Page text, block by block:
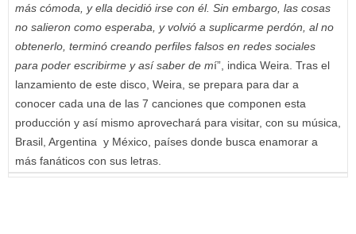
más cómoda, y ella decidió irse con él. Sin embargo, las cosas
no salieron como esperaba, y volvió a suplicarme perdón, al no
obtenerlo, terminó creando perfiles falsos en redes sociales
para poder escribirme y así saber de mí”, indica Weira. Tras el
lanzamiento de este disco, Weira, se prepara para dar a
conocer cada una de las 7 canciones que componen esta
producción y así mismo aprovechará para visitar, con su música,
Brasil, Argentina y México, países donde busca enamorar a
más fanáticos con sus letras.